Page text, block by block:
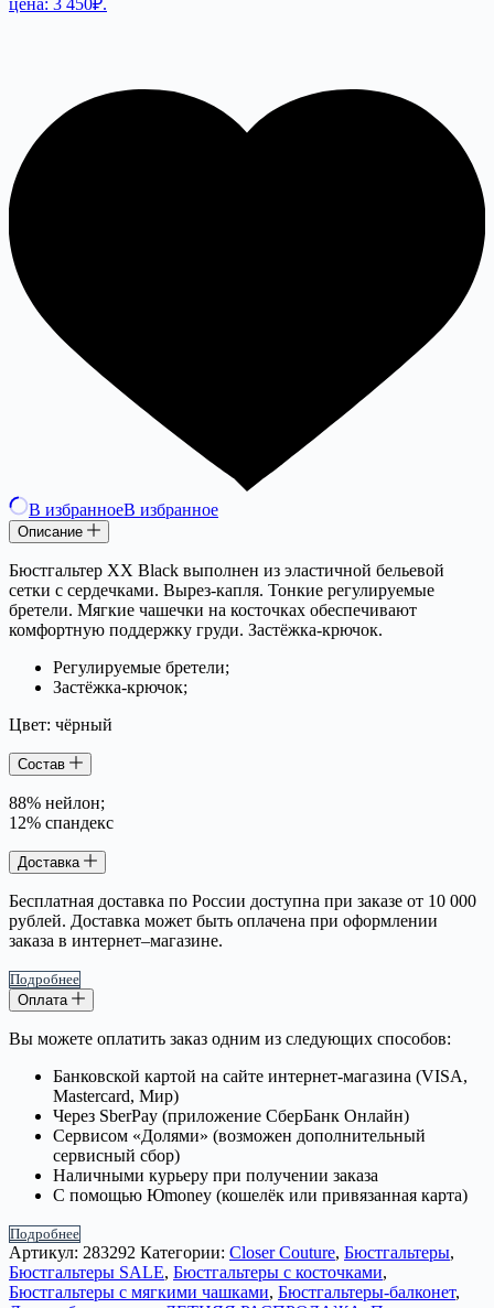
В избранноеВ избранное
Описание
Бюстгальтер XX Black выполнен из эластичной бельевой
сетки с сердечками. Вырез-капля. Тонкие регулируемые
бретели. Мягкие чашечки на косточках обеспечивают
комфортную поддержку груди. Застёжка-крючок.
Регулируемые бретели;
Застёжка-крючок;
Цвет: чёрный
Состав
88% нейлон;
12% спандекс
Доставка
Бесплатная доставка по России доступна при заказе от 10 000
рублей. Доставка может быть оплачена при оформлении
заказа в интернет–магазине.
Подробнее
Оплата
Вы можете оплатить заказ одним из следующих способов:
Банковской картой на сайте интернет-магазина (VISA,
Mastercard, Мир)
Через SberPay (приложение СберБанк Онлайн)
Сервисом «Долями» (возможен дополнительный
сервисный сбор)
Наличными курьеру при получении заказа
С помощью Юmoney (кошелёк или привязанная карта)
Подробнее
Артикул: 283292 Категории: Closer Couture, Бюстгальтеры,
Бюстгальтеры SALE, Бюстгальтеры с косточками,
Бюстгальтеры с мягкими чашками, Бюстгальтеры-балконет,